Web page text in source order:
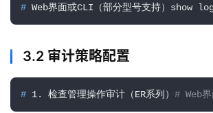
# Web界面或CLI（部分型号支持）show
3.2 审计策略配置
# 1. 检查管理操作审计（ER系列） # Web